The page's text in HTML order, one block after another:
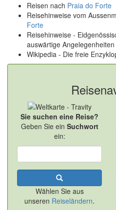
Reisen nach Praia do Forte
Reisehinweise vom
Forte
Reisehinweise -
auswärtige
Wikipedia - Die freie
Sie suchen eine Reise?
Geben Sie ein Suchwort
ein:
Wählen Sie aus
unseren Reiseländern.